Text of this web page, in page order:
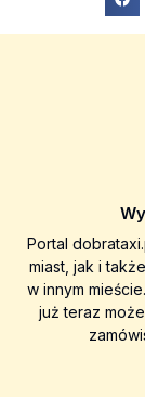
Portal
miast, jak i
w innym
już teraz